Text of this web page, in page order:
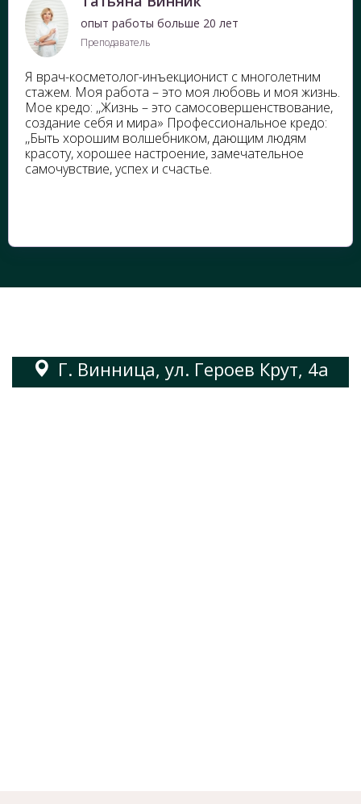
опыт работы больше 20 лет
Преподаватель
Я врач-косметолог-инъекционист с многолетним
стажем. Моя работа – это моя любовь и моя жизнь.
Мое кредо: ,,Жизнь – это самосовершенствование,
создание себя и мира» Профессиональное кредо:
,,Быть хорошим волшебником, дающим людям
красоту, хорошее настроение, замечательное
самочувствие, успех и счастье.
Г. Винница, ул. Героев Крут, 4а